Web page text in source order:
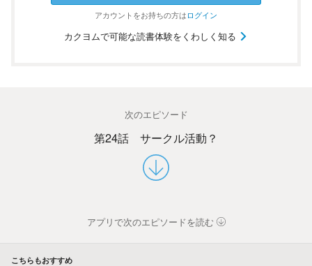
アカウントをお持ちの方はログイン
カクヨムで可能な読書体験をくわしく知る
次のエピソード
第24話 サークル活動？
アプリで次のエピソードを読む
こちらもおすすめ